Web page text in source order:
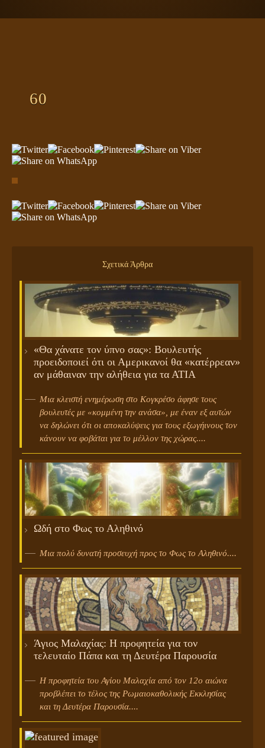
60
Σχετικά Άρθρα
«Θα χάνατε τον ύπνο σας»: Βουλευτής
προειδοποιεί ότι οι Αμερικανοί θα «κατέρρεαν»
αν μάθαιναν την αλήθεια για τα ΑΤΙΑ
Μια κλειστή ενημέρωση στο Κογκρέσο άφησε τους
βουλευτές με «κομμένη την ανάσα», με έναν εξ αυτών
να δηλώνει ότι οι αποκαλύψεις για τους εξωγήινους τον
κάνουν να φοβάται για το μέλλον της χώρας....
Ωδή στο Φως το Αληθινό
Μια πολύ δυνατή προσευχή προς το Φως το Αληθινό....
Άγιος Μαλαχίας: Η προφητεία για τον
τελευταίο Πάπα και τη Δευτέρα Παρουσία
Η προφητεία του Αγίου Μαλαχία από τον 12ο αιώνα
προβλέπει το τέλος της Ρωμαιοκαθολικής Εκκλησίας
και τη Δευτέρα Παρουσία....